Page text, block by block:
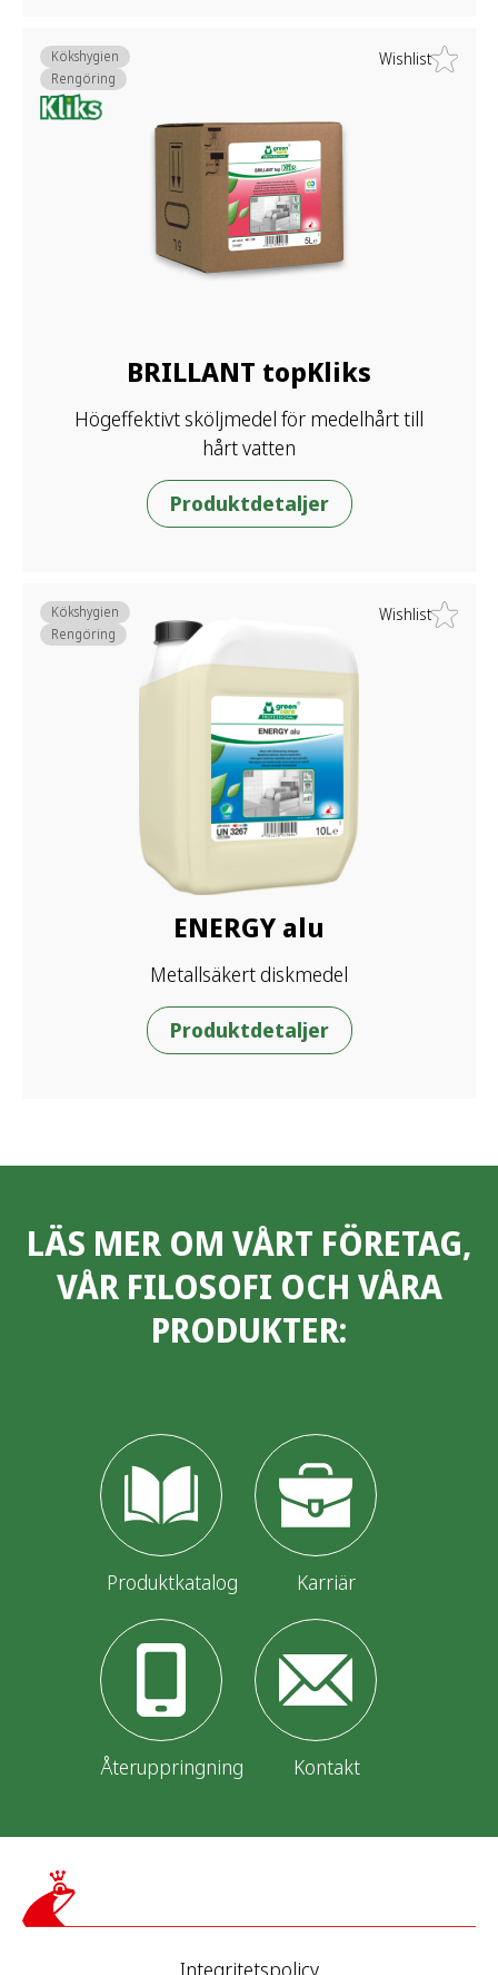
Wishlist
BRILLANT topKliks
Högeffektivt sköljmedel för medelhårt till
hårt vatten
Kökshygien
Rengöring
Produktdetaljer
Wishlist
ENERGY alu
Metallsäkert diskmedel
Kökshygien
Rengöring
Produktdetaljer
LÄS MER OM VÅRT FÖRETAG,
VÅR FILOSOFI OCH VÅRA
PRODUKTER:
Produktkatalog Karriär
Återuppringning Kontakt
Integritetspolicy